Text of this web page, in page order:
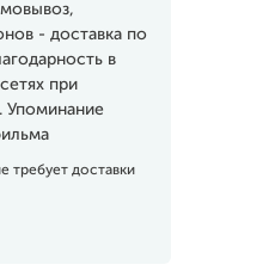
- доставка по
в
при
Упоминание
требует доставки